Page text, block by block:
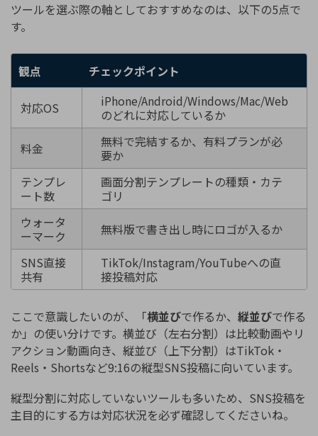
ツールを選ぶ際の軸としておすすめなのは、以下の5点で
す。
観点 チェックポイント
対応OS
iPhone/Android/Windows/Mac/Web
のどれに対応しているか
料金
無料で完結するか、有料プランが必
要か
テンプレ
ート数
画面分割テンプレートの種類・カテ
ゴリ
ウォータ
ーマーク
無料版で書き出し時にロゴが入るか
SNS直接
共有
TikTok/Instagram/YouTubeへの直
接投稿対応
ここで意識したいのが、「横並びで作るか、 縦並びで作る
か」の使い分けです。横並び（左右分割）は比較動画やリ
アクション動画向き、縦並び（上下分割）はTikTok・
Reels・Shortsなど9:16の縦型SNS投稿に向いています。
縦型分割に対応していないツールも多いため、SNS投稿を
主目的にする方は対応状況を必ず確認してくださいね。